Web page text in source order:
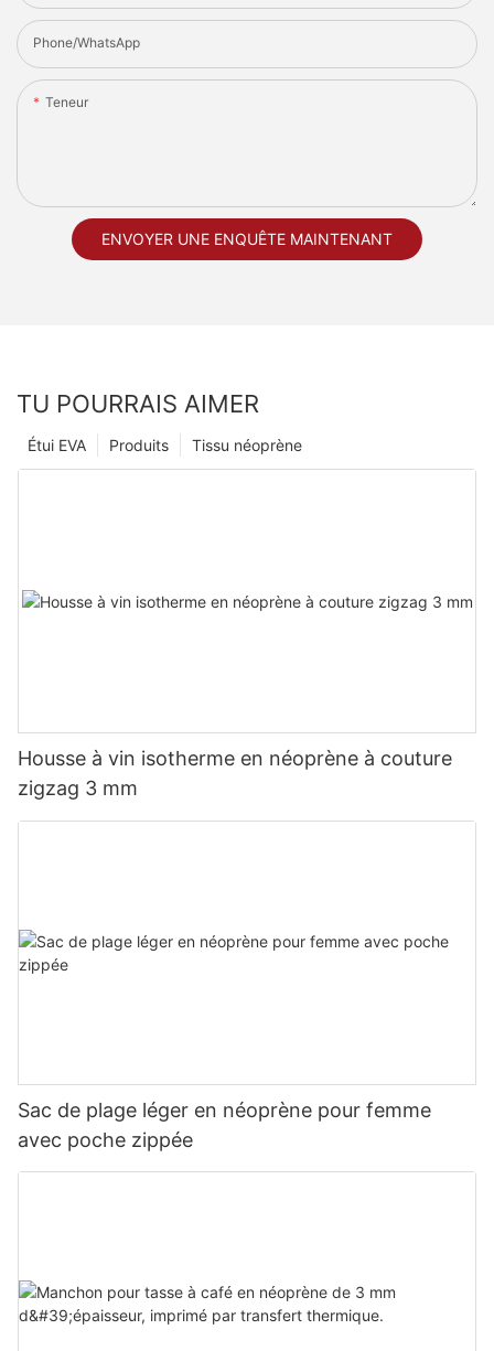
Phone/whatsApp
Teneur
ENVOYER UNE ENQUÊTE MAINTENANT
TU POURRAIS AIMER
Tissu néoprène
Produits
Étui EVA
Housse à vin isotherme en néoprène à couture
zigzag 3 mm
Sac de plage léger en néoprène pour femme
avec poche zippée